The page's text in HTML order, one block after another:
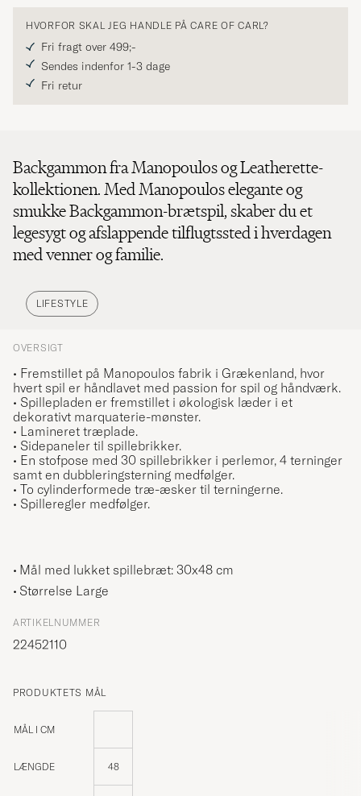
HVORFOR SKAL JEG HANDLE PÅ CARE OF CARL?
Fri fragt over 499;-
Sendes indenfor 1-3 dage
Fri retur
Backgammon fra Manopoulos og Leatherette-
kollektionen. Med Manopoulos elegante og
smukke Backgammon-brætspil, skaber du et
legesygt og afslappende tilflugtssted i hverdagen
med venner og familie.
LIFESTYLE
OVERSIGT
• Fremstillet på Manopoulos fabrik i Grækenland, hvor
hvert spil er håndlavet med passion for spil og håndværk.
• Spillepladen er fremstillet i økologisk læder i et
dekorativt marquaterie-mønster.
• Lamineret træplade.
• Sidepaneler til spillebrikker.
• En stofpose med 30 spillebrikker i perlemor, 4 terninger
samt en dubbleringsterning medfølger.
• To cylinderformede træ-æsker til terningerne.
• Spilleregler medfølger.
Mål med lukket spillebræt: 30x48 cm
Størrelse Large
ARTIKELNUMMER
22452110
PRODUKTETS MÅL
MÅL I CM
LÆNGDE 48